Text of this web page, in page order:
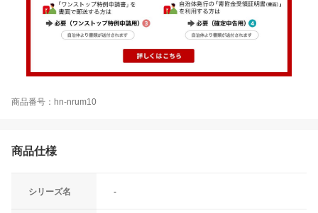
商品番号：hn-nrum10
商品仕様
シリーズ名 -